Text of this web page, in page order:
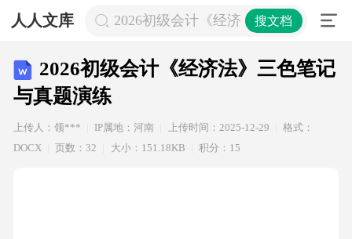
人人文库 2026初级会计《经济法》三色笔记与
搜文档
2026初级会计《经济法》三色笔记
与真题演练
上传人：领*** IP属地：河南 上传时间：2025-12-29
格式：
DOCX
页数：32 大小：151.18KB 积分：15